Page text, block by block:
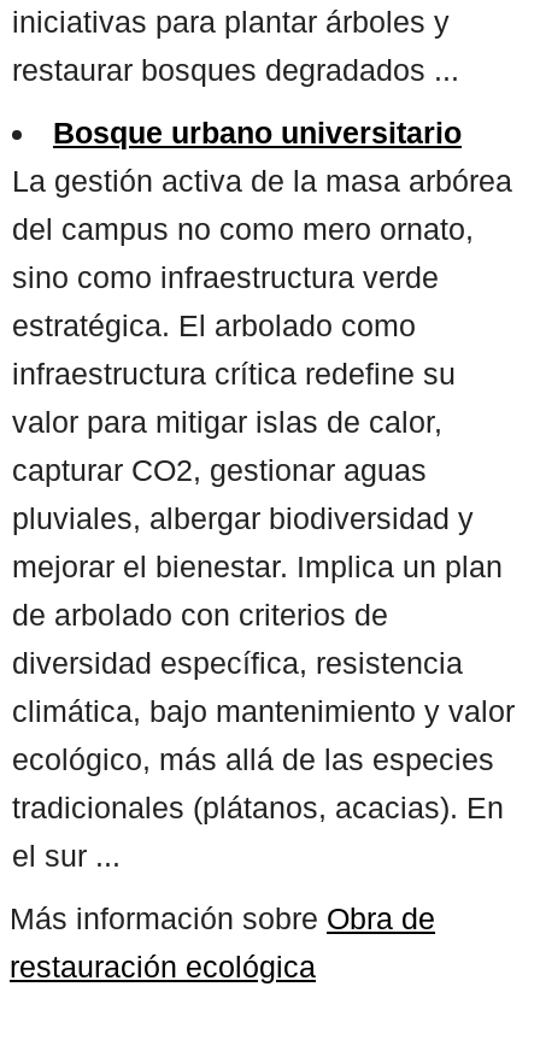
iniciativas para plantar árboles y
restaurar bosques degradados ...
Bosque urbano universitario
La gestión activa de la masa arbórea
del campus no como mero ornato,
sino como infraestructura verde
estratégica. El arbolado como
infraestructura crítica redefine su
valor para mitigar islas de calor,
capturar CO2, gestionar aguas
pluviales, albergar biodiversidad y
mejorar el bienestar. Implica un plan
de arbolado con criterios de
diversidad específica, resistencia
climática, bajo mantenimiento y valor
ecológico, más allá de las especies
tradicionales (plátanos, acacias). En
el sur ...
Más información sobre Obra de
restauración ecológica